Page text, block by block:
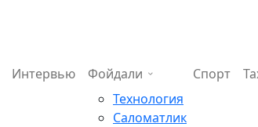
Интервью
Фойдали
Технология
Саломатлик
Спорт